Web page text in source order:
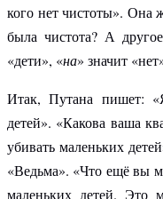
кого нет чистоты». Она
была чистота? А
«дети», «на» значит
Итак, Путана пишет:
детей». «Какова ваша
убивать маленьких
«Ведьма». «Что ещё вы
маленьких детей. Это